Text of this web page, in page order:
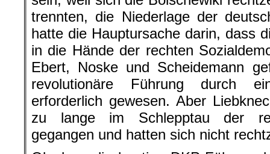
trennten, die Niederlage der
hatte die Hauptursache darin, dass
in die Hände der rechten
Ebert, Noske und Scheidemann
revolutionäre Führung durch
erforderlich gewesen. Aber
zu lange im Schlepptau der
gegangen und hatten sich nicht